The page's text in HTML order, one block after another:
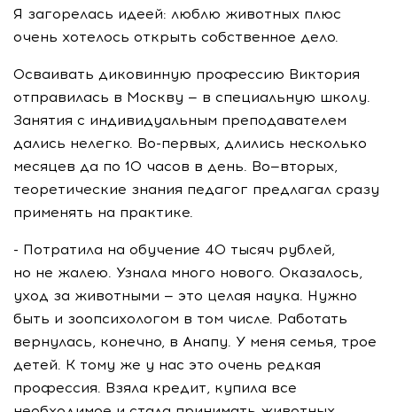
Я загорелась идеей: люблю животных плюс
очень хотелось открыть собственное дело.
Осваивать диковинную профессию Виктория
отправилась в Москву — в специальную школу.
Занятия с индивидуальным преподавателем
дались нелегко. Во-первых, длились несколько
месяцев да по 10 часов в день. Во—вторых,
теоретические знания педагог предлагал сразу
применять на практике.
- Потратила на обучение 40 тысяч рублей,
но не жалею. Узнала много нового. Оказалось,
уход за животными — это целая наука. Нужно
быть и зоопсихологом в том числе. Работать
вернулась, конечно, в Анапу. У меня семья, трое
детей. К тому же у нас это очень редкая
профессия. Взяла кредит, купила все